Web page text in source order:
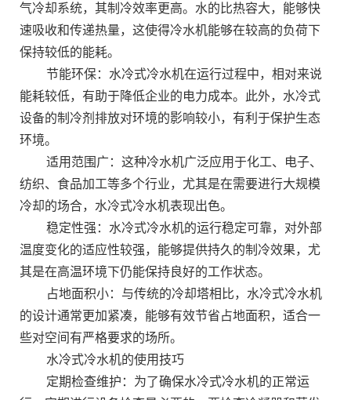
气冷却系统，其制冷效率更高。水的比热容大，能够快
速吸收和传递热量，这使得冷水机能够在较高的负荷下
保持较低的能耗。
节能环保：水冷式冷水机在运行过程中，相对来说
能耗较低，有助于降低企业的电力成本。此外，水冷式
设备的制冷剂排放对环境的影响较小，有利于保护生态
环境。
适用范围广：这种冷水机广泛应用于化工、电子、
纺织、食品加工等多个行业，尤其是在需要进行大规模
冷却的场合，水冷式冷水机表现出色。
稳定性强：水冷式冷水机的运行稳定可靠，对外部
温度变化的适应性较强，能够提供持久的制冷效果，尤
其是在高温环境下仍能保持良好的工作状态。
占地面积小：与传统的冷却塔相比，水冷式冷水机
的设计通常更加紧凑，能够有效节省占地面积，适合一
些对空间有严格要求的场所。
水冷式冷水机的使用技巧
定期检查维护：为了确保水冷式冷水机的正常运